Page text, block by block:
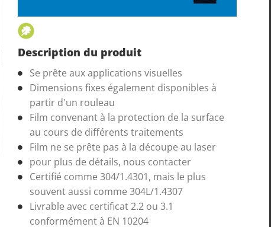
Description du produit
Se prête aux applications visuelles
Dimensions fixes également disponibles à
partir d'un rouleau
Film convenant à la protection de la surface
au cours de différents traitements
Film ne se prête pas à la découpe au laser
pour plus de détails, nous contacter
Certifié comme 304/1.4301, mais le plus
souvent aussi comme 304L/1.4307
Livrable avec certificat 2.2 ou 3.1
conformément à EN 10204